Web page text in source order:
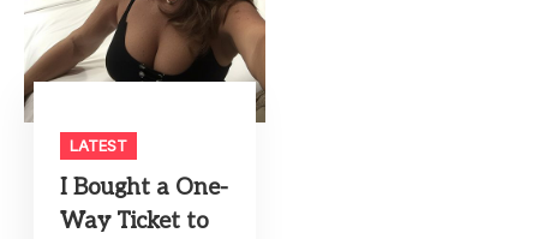
LATEST
I Bought a One-
Way Ticket to